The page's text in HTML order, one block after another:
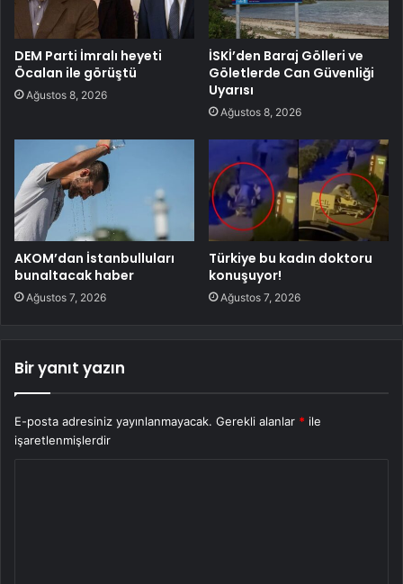
DEM Parti İmralı heyeti
Öcalan ile görüştü
Ağustos 8, 2026
İSKİ’den Baraj Gölleri ve
Göletlerde Can Güvenliği
Uyarısı
Ağustos 8, 2026
AKOM’dan İstanbulluları
bunaltacak haber
Ağustos 7, 2026
Türkiye bu kadın doktoru
konuşuyor!
Ağustos 7, 2026
Bir yanıt yazın
E-posta adresiniz yayınlanmayacak. Gerekli alanlar * ile
işaretlenmişlerdir